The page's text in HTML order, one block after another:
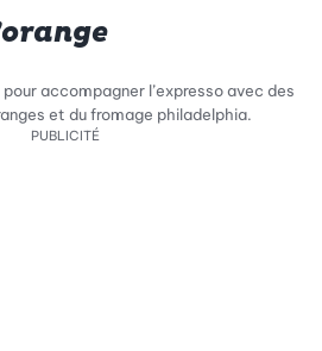
accompagner l’expresso avec des
et du fromage philadelphia.
PUBLICITÉ